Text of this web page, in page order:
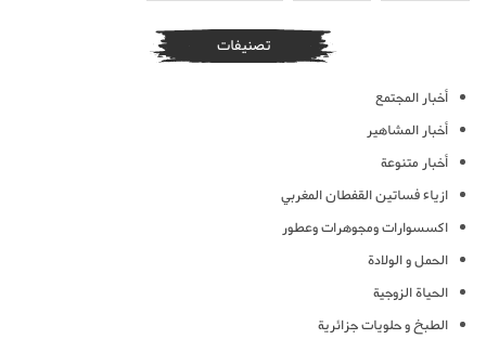
تصنيفات
أخبار المجتمع
أخبار المشاهير
أخبار متنوعة
ازياء فساتين القفطان المغربي
اكسسوارات ومجوهرات وعطور
الحمل و الولادة
الحياة الزوجية
الطبخ و حلويات جزائرية